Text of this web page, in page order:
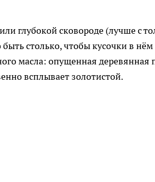
глубокой сковороде (лучше с
столько, чтобы кусочки в
масла: опущенная деревянная
всплывает золотистой.